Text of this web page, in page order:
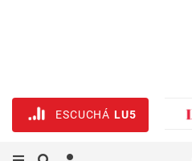
ESCUCHÁ LU5